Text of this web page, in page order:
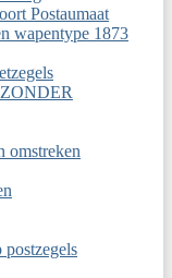
Postaumaat
wapentype 1873
ZONDER
omstreken
postzegels